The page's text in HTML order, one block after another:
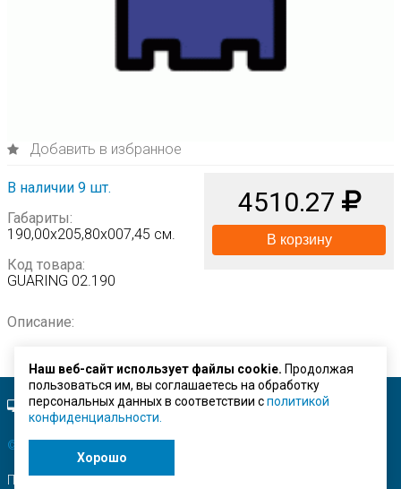
Добавить в избранное
В наличии 9 шт.
Габариты:
190,00х205,80х007,45 см.
Код товара:
GUARING 02.190
4510.27
В корзину
Описание:
Полная версия сайта.
© ЗАО "Строймашсервис"
Поисковое продвижение
Наш веб-сайт использует файлы cookie. Продолжая
пользоваться им, вы соглашаетесь на обработку
персональных данных в соответствии сполитикой
конфиденциальности.
Хорошо